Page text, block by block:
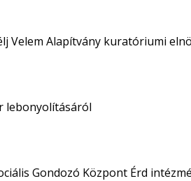
Alapítvány kuratóriumi
lebonyolításáról
Gondozó Központ Érd